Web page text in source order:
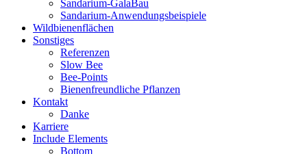
Sandarium-GalaBau
Sandarium-Anwendungsbeispiele
Wildbienenflächen
Sonstiges
Referenzen
Slow Bee
Bee-Points
Bienenfreundliche Pflanzen
Kontakt
Danke
Karriere
Include Elements
Bottom